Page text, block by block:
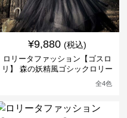
¥9,880 (税込)
ロリータファッション【ゴスロ
リ】 森の妖精風ゴシックロリー
全4色